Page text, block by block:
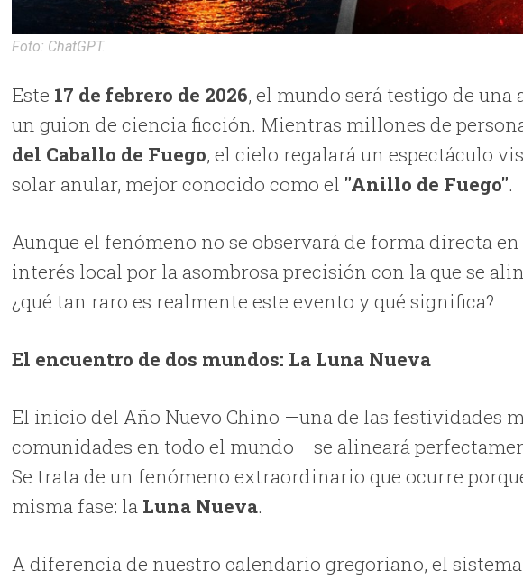
Foto: ChatGPT.
Este 17 de febrero de 2026, el mundo será testigo de una
un guion de ciencia ficción. Mientras millones de
del Caballo de Fuego, el cielo regalará un espectáculo
solar anular, mejor conocido como el "Anillo de Fuego".
Aunque el fenómeno no se observará de forma directa
interés local por la asombrosa precisión con la que se
¿qué tan raro es realmente este evento y qué significa?
El encuentro de dos mundos: La Luna Nueva
El inicio del Año Nuevo Chino —una de las festividades
comunidades en todo el mundo— se alineará
Se trata de un fenómeno extraordinario que ocurre
misma fase: la Luna Nueva.
A diferencia de nuestro calendario gregoriano, el